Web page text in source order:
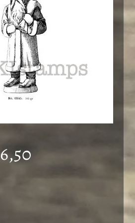
6,50